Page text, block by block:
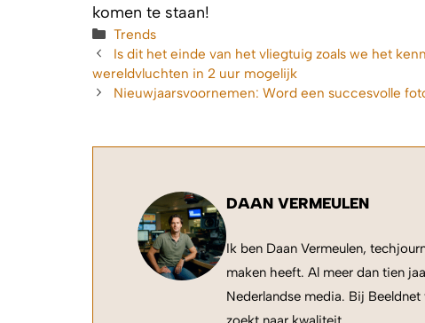
komen te staan!
Categorieën
Trends
Is dit het einde van het vliegtuig zoals we het
wereldvluchten in 2 uur mogelijk
Nieuwjaarsvoornemen: Word een succesvolle
DAAN VERMEULEN
Ik ben Daan Vermeulen,
maken heeft. Al meer dan tien
Nederlandse media. Bij